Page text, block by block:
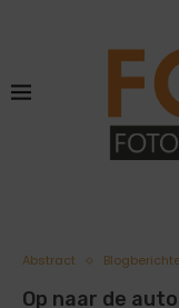
Abstract
Op naar de